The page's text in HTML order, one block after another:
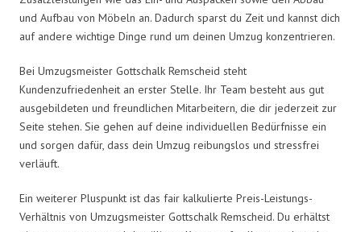
und Aufbau von Möbeln an. Dadurch sparst du Zeit und kannst dich
auf andere wichtige Dinge rund um deinen Umzug konzentrieren.
Bei Umzugsmeister Gottschalk Remscheid steht
Kundenzufriedenheit an erster Stelle. Ihr Team besteht aus gut
ausgebildeten und freundlichen Mitarbeitern, die dir jederzeit zur
Seite stehen. Sie gehen auf deine individuellen Bedürfnisse ein
und sorgen dafür, dass dein Umzug reibungslos und stressfrei
verläuft.
Ein weiterer Pluspunkt ist das fair kalkulierte Preis-Leistungs-
Verhältnis von Umzugsmeister Gottschalk Remscheid. Du erhältst